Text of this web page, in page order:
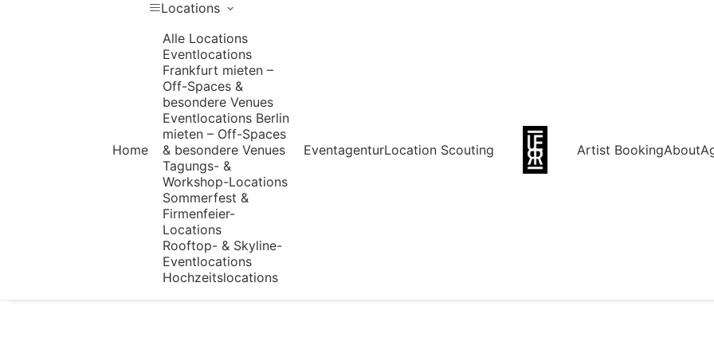
Home
Locations
Alle Locations
Eventlocations
Frankfurt mieten –
Off-Spaces &
besondere Venues
Eventlocations Berlin
mieten – Off-Spaces
& besondere Venues
Tagungs- &
Workshop-Locations
Sommerfest &
Firmenfeier-
Locations
Rooftop- & Skyline-
Eventlocations
Hochzeitslocations
EventagenturLocation Scouting Artist BookingAbout